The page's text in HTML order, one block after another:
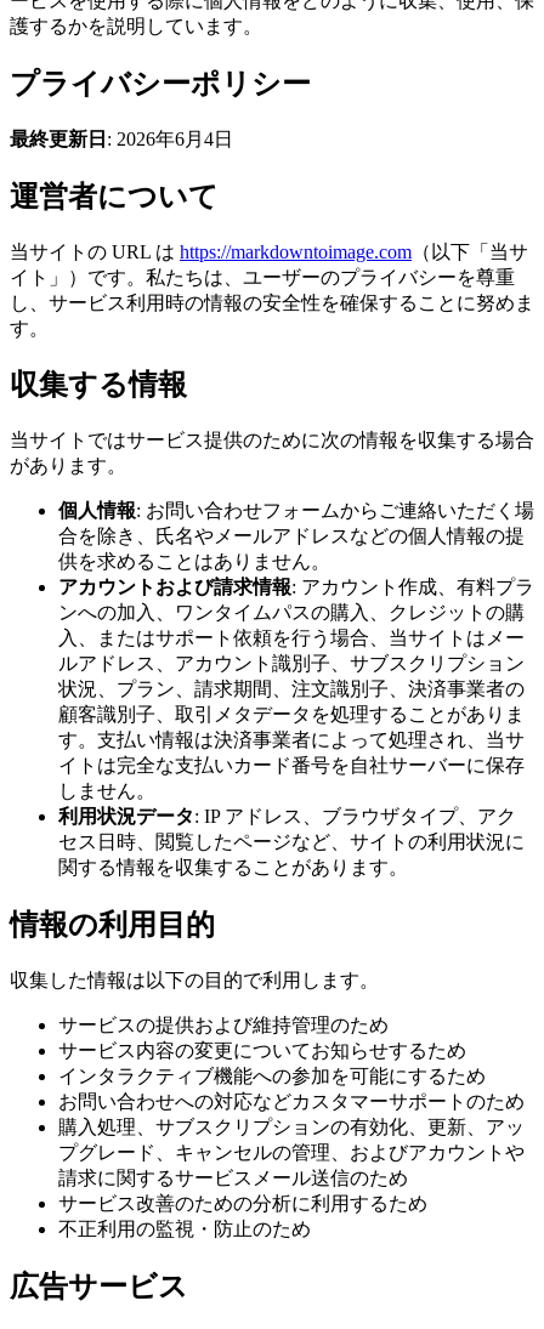
護するかを説明しています。
プライバシーポリシー
最終更新日 : 2026年6月4日
運営者について
当サイトの URL は https://markdowntoimage.com （以下「当サ
イト」）です。私たちは、ユーザーのプライバシーを尊重
し、サービス利用時の情報の安全性を確保することに努めま
す。
収集する情報
当サイトではサービス提供のために次の情報を収集する場合
があります。
個人情報: お問い合わせフォームからご連絡いただく場
合を除き、氏名やメールアドレスなどの個人情報の提
供を求めることはありません。
アカウントおよび請求情報: アカウント作成、有料プラ
ンへの加入、ワンタイムパスの購入、クレジットの購
入、またはサポート依頼を行う場合、当サイトはメー
ルアドレス、アカウント識別子、サブスクリプション
状況、プラン、請求期間、注文識別子、決済事業者の
顧客識別子、取引メタデータを処理することがありま
す。支払い情報は決済事業者によって処理され、当サ
イトは完全な支払いカード番号を自社サーバーに保存
しません。
利用状況データ: IP アドレス、ブラウザタイプ、アク
セス日時、閲覧したページなど、サイトの利用状況に
関する情報を収集することがあります。
情報の利用目的
収集した情報は以下の目的で利用します。
サービスの提供および維持管理のため
サービス内容の変更についてお知らせするため
インタラクティブ機能への参加を可能にするため
お問い合わせへの対応などカスタマーサポートのため
購入処理、サブスクリプションの有効化、更新、アッ
プグレード、キャンセルの管理、およびアカウントや
請求に関するサービスメール送信のため
サービス改善のための分析に利用するため
不正利用の監視・防止のため
広告サービス